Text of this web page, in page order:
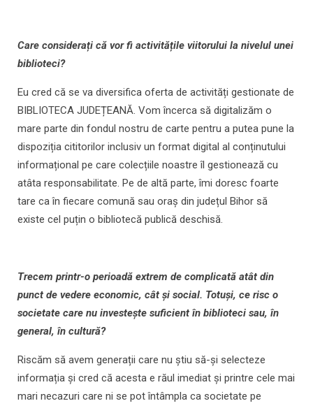
Care considerați că vor fi activitățile viitorului la nivelul unei
biblioteci?
Eu cred că se va diversifica oferta de activități gestionate de
BIBLIOTECA JUDEȚEANĂ. Vom încerca să digitalizăm o
mare parte din fondul nostru de carte pentru a putea pune la
dispoziția cititorilor inclusiv un format digital al conținutului
informațional pe care colecțiile noastre îl gestionează cu
atâta responsabilitate. Pe de altă parte, îmi doresc foarte
tare ca în fiecare comună sau oraș din județul Bihor să
existe cel puțin o bibliotecă publică deschisă.
Trecem printr-o perioadă extrem de complicată atât din
punct de vedere economic, cât și social. Totuși, ce risc o
societate care nu investește suficient în biblioteci sau, în
general, în cultură?
Riscăm să avem generații care nu știu să-și selecteze
informația și cred că acesta e răul imediat și printre cele mai
mari necazuri care ni se pot întâmpla ca societate pe